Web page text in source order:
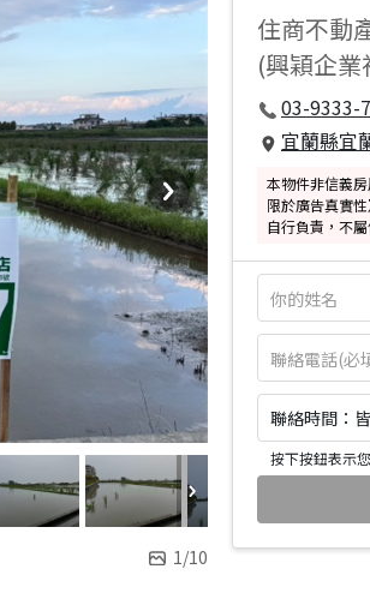
1/10
住商不動
(興穎企業
03-9333-
宜蘭縣宜
本物件非信義
限於廣告真實
自行負責，不
聯絡時間：
按下按鈕表示